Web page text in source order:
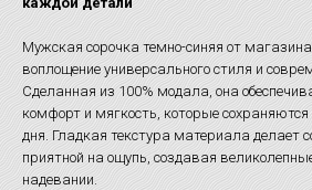
Мужская сорочка темно-синяя от
воплощение универсального стиля и
Сделанная из 100% модала, она
комфорт и мягкость, которые
дня. Гладкая текстура материала делает
приятной на ощупь, создавая
надевании.